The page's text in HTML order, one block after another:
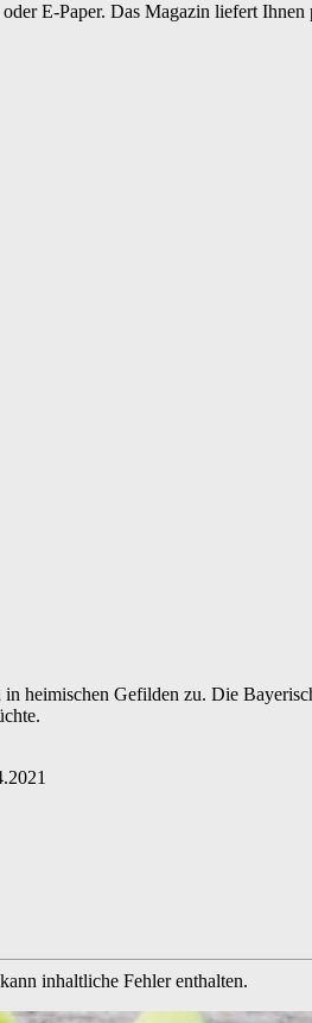
E-Paper. Das Magazin liefert
heimischen Gefilden zu. Die
inhaltliche Fehler enthalten.